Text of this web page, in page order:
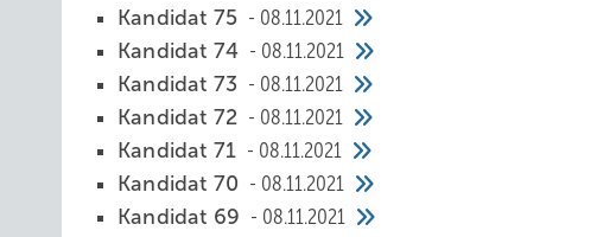
Kandidat 75
08.11.2021
Kandidat 74
08.11.2021
Kandidat 73
08.11.2021
Kandidat 72
08.11.2021
Kandidat 71
08.11.2021
Kandidat 70
08.11.2021
Kandidat 69
08.11.2021